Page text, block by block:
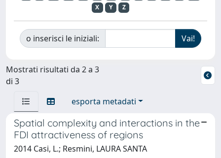
X
Y Z
o inserisci le iniziali:
Mostrati risultati da 2 a 3
di 3
esporta metadati
Spatial complexity and interactions in the
FDI attractiveness of regions
2014 Casi, L.; Resmini, LAURA SANTA